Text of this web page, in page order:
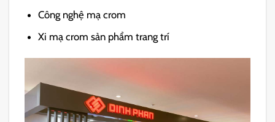
Công nghệ mạ crom
Xi mạ crom sản phẩm trang trí